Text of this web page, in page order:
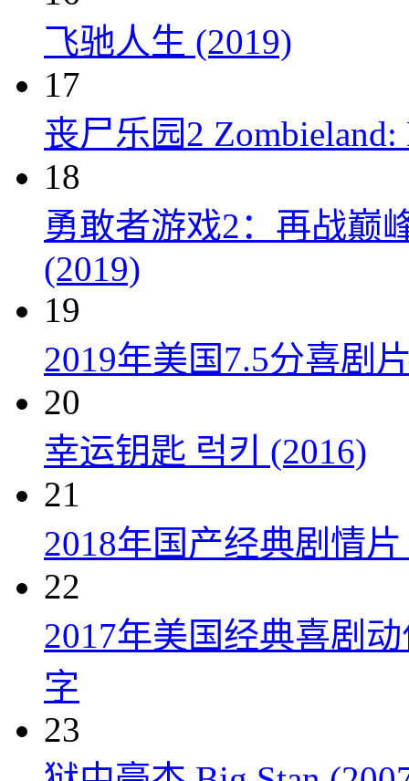
飞驰人生 (2019)
17
丧尸乐园2 Zombieland:
18
勇敢者游戏2：再战巅
(2019)
19
2019年美国7.5分喜剧
20
幸运钥匙 럭키 (2016)
21
2018年国产经典剧情
22
2017年美国经典喜剧
字
23